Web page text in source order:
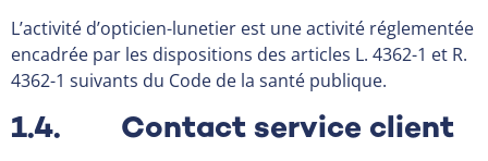
L’activité d’opticien-lunetier est une activité réglementée
encadrée par les dispositions des articles L. 4362-1 et R.
4362-1 suivants du Code de la santé publique.
1.4. Contact service client